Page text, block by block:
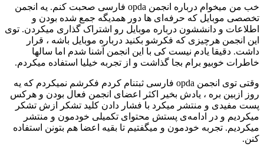
خب من میخوام درباره انجمن opda فارسی صحبت کنم. یه انجمن
تخصصی موبایل که حرفه‌ای ها دور همدیگه جمع شده بودن و
اطلاعات و دانششون درباره موبایل رو اشتراک گذاری میکردن. توی
این انجمن هرچیزی که فکرشو بکنید درباره موبایل باشه ، قرار
داشت. دقیقا یادم نیست کی با این انجمن آشنا شدم اما سالها
خاطرات خوبیو برام بجا گذاشت و از تجربه خیلیا استفاده میکردم.
وقتی توی انجمن opda فارسی ثبتنام کردم فکرشم نمیکردم که یه
روز ازبین بره ، یادش بخیر اکثر اعضای انجمن فعال بودن و هرکس
پست مفیدی و منتشر میکرد با فشار دادن کلید تشکر ازش تشکر
میکردیم و در ادامه‌ی پستش محتوای تکمیلی خودمون و منتشر
میکردیم. تجربه خودمون و میگفتیم تا بقیه اعضا هم بتونن استفاده
کنن.